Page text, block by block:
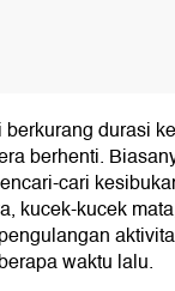
durasi
berhenti.
cari
kucek-kucek
waktu lalu.